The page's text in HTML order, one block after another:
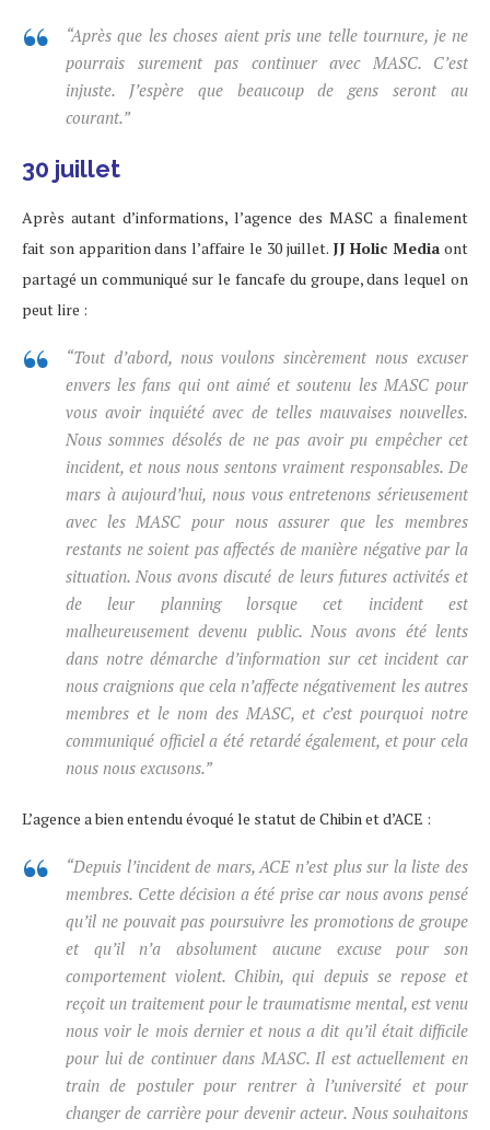
“Après que les choses aient pris une telle tournure, je ne
pourrais surement pas continuer avec MASC. C’est
injuste. J’espère que beaucoup de gens seront au
courant.”
30 juillet
Après autant d’informations, l’agence des MASC a finalement
fait son apparition dans l’affaire le 30 juillet. JJ Holic Media ont
partagé un communiqué sur le fancafe du groupe, dans lequel on
peut lire :
“Tout d’abord, nous voulons sincèrement nous excuser
envers les fans qui ont aimé et soutenu les MASC pour
vous avoir inquiété avec de telles mauvaises nouvelles.
Nous sommes désolés de ne pas avoir pu empêcher cet
incident, et nous nous sentons vraiment responsables. De
mars à aujourd’hui, nous vous entretenons sérieusement
avec les MASC pour nous assurer que les membres
restants ne soient pas affectés de manière négative par la
situation. Nous avons discuté de leurs futures activités et
de leur planning lorsque cet incident est
malheureusement devenu public. Nous avons été lents
dans notre démarche d’information sur cet incident car
nous craignions que cela n’affecte négativement les autres
membres et le nom des MASC, et c’est pourquoi notre
communiqué officiel a été retardé également, et pour cela
nous nous excusons.”
L’agence a bien entendu évoqué le statut de Chibin et d’ACE :
“Depuis l’incident de mars, ACE n’est plus sur la liste des
membres. Cette décision a été prise car nous avons pensé
qu’il ne pouvait pas poursuivre les promotions de groupe
et qu’il n’a absolument aucune excuse pour son
comportement violent. Chibin, qui depuis se repose et
reçoit un traitement pour le traumatisme mental, est venu
nous voir le mois dernier et nous a dit qu’il était difficile
pour lui de continuer dans MASC. Il est actuellement en
train de postuler pour rentrer à l’université et pour
changer de carrière pour devenir acteur. Nous souhaitons